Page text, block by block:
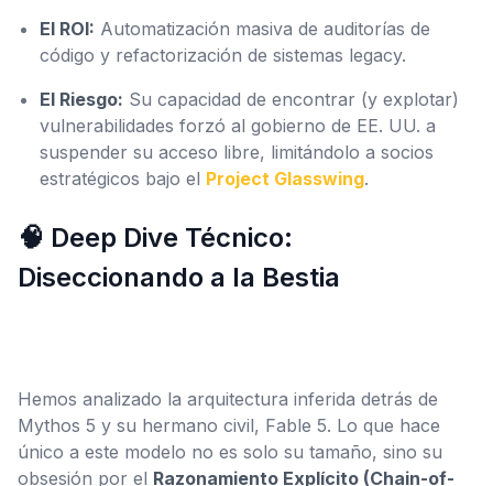
El ROI: Automatización masiva de auditorías de
código y refactorización de sistemas legacy.
El Riesgo: Su capacidad de encontrar (y explotar)
vulnerabilidades forzó al gobierno de EE. UU. a
suspender su acceso libre, limitándolo a socios
estratégicos bajo el Project Glasswing.
🧠 Deep Dive Técnico:
Diseccionando a la Bestia
Hemos analizado la arquitectura inferida detrás de
Mythos 5 y su hermano civil, Fable 5. Lo que hace
único a este modelo no es solo su tamaño, sino su
obsesión por el Razonamiento Explícito (Chain-of-